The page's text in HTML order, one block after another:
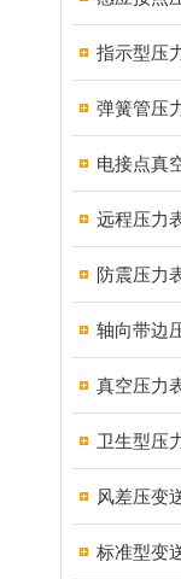
指示型压
弹簧管压
电接点真
远程压力
防震压力
轴向带边
真空压力
卫生型压
风差压变
标准型变